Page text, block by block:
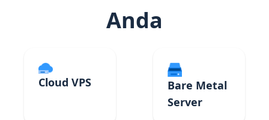
Anda
Cloud VPS
Bare Metal
Server